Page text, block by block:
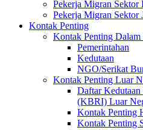
Pekerja Migran Sektor
Pekerja Migran Sektor
Kontak Penting
Kontak Penting Dalam
Pemerintahan
Kedutaan
NGO/Serikat
Kontak Penting Luar
Daftar
(KBRI) Luar
Kontak Penting
Kontak Penting